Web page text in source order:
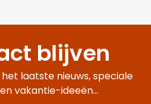
blijven
laatste nieuws, speciale
vakantie-ideeën...